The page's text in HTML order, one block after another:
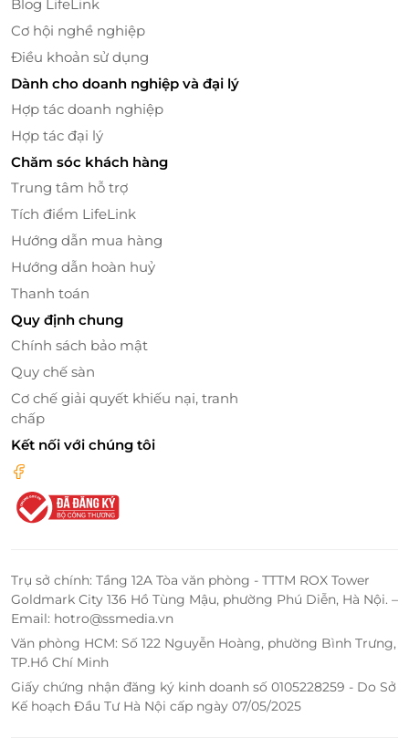
Blog LifeLink
Cơ hội nghề nghiệp
Điều khoản sử dụng
Dành cho doanh nghiệp và đại lý
Hợp tác doanh nghiệp
Hợp tác đại lý
Chăm sóc khách hàng
Trung tâm hỗ trợ
Tích điểm LifeLink
Hướng dẫn mua hàng
Hướng dẫn hoàn huỷ
Thanh toán
Quy định chung
Chính sách bảo mật
Quy chế sàn
Cơ chế giải quyết khiếu nại, tranh
chấp
Kết nối với chúng tôi
Trụ sở chính: Tầng 12A Tòa văn phòng - TTTM ROX Tower
Goldmark City 136 Hồ Tùng Mậu, phường Phú Diễn, Hà Nội. –
Email: hotro@ssmedia.vn
Văn phòng HCM: Số 122 Nguyễn Hoàng, phường Bình Trưng,
TP.Hồ Chí Minh
Giấy chứng nhận đăng ký kinh doanh số 0105228259 - Do Sở
Kế hoạch Đầu Tư Hà Nội cấp ngày 07/05/2025